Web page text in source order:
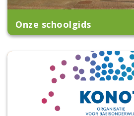
Onze schoolgids